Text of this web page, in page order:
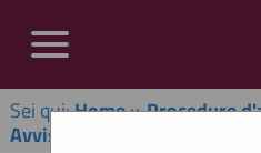
Sei qui:Home»Procedure
Avvisi di aggiudicazione,